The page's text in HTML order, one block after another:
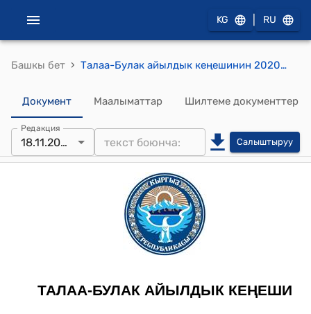
KG RU
Башкы бет › Талаа-Булак айылдык кеңешинин 2020-жылдын 18-ноябрындагы № 25/5 "Улуттук оюндар үчүн акча каражатын бѳлүү жѳнүндѳ" токтому
Документ Маалыматтар Шилтеме документтер
Редакция
18.11.2020 Салыштыруу